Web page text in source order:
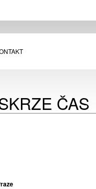
ČAS